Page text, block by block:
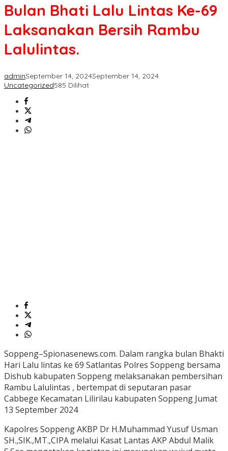
Lintas
69
Bulan Bhati Lalu Lintas Ke-69
Laksanakan Bersih Rambu
Lalulintas.
adminSeptember 14, 2024September 14, 2024
Uncategorized585 Dilihat
Soppeng–Spionasenews.com. Dalam rangka bulan Bhakti
Hari Lalu lintas ke 69 Satlantas Polres Soppeng bersama
Dishub kabupaten Soppeng melaksanakan pembersihan
Rambu Lalulintas , bertempat di seputaran pasar
Cabbege Kecamatan Lilirilau kabupaten Soppeng Jumat
13 September 2024
Kapolres Soppeng AKBP Dr H.Muhammad Yusuf Usman
SH.,SIK.,MT.,CIPA melalui Kasat Lantas AKP Abdul Malik